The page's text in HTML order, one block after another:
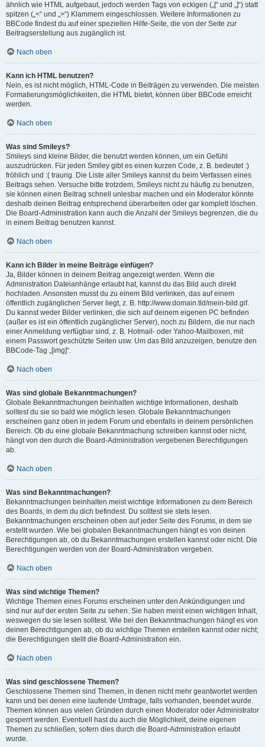
ähnlich wie HTML aufgebaut, jedoch werden Tags von eckigen („[“ und „]“) statt
spitzen („<“ und „>“) Klammern eingeschlossen. Weitere Informationen zu
BBCode findest du auf einer speziellen Hilfe-Seite, die von der Seite zur
Beitragserstellung aus zugänglich ist.
Nach oben
Kann ich HTML benutzen?
Nein, es ist nicht möglich, HTML-Code in Beiträgen zu verwenden. Die meisten
Formatierungsmöglichkeiten, die HTML bietet, können über BBCode erreicht
werden.
Nach oben
Was sind Smileys?
Smileys sind kleine Bilder, die benutzt werden können, um ein Gefühl
auszudrücken. Für jeden Smiley gibt es einen kurzen Code, z. B. bedeutet :)
fröhlich und :( traurig. Die Liste aller Smileys kannst du beim Verfassen eines
Beitrags sehen. Versuche bitte trotzdem, Smileys nicht zu häufig zu benutzen,
sie können einen Beitrag schnell unlesbar machen und ein Moderator könnte
deshalb deinen Beitrag entsprechend überarbeiten oder gar komplett löschen.
Die Board-Administration kann auch die Anzahl der Smileys begrenzen, die du
in einem Beitrag benutzen kannst.
Nach oben
Kann ich Bilder in meine Beiträge einfügen?
Ja, Bilder können in deinem Beitrag angezeigt werden. Wenn die
Administration Dateianhänge erlaubt hat, kannst du das Bild auch direkt
hochladen. Ansonsten musst du zu einem Bild verlinken, das auf einem
öffentlich zugänglichen Server liegt, z. B. http://www.domain.tld/mein-bild.gif.
Du kannst weder Bilder verlinken, die sich auf deinem eigenen PC befinden
(außer es ist ein öffentlich zugänglicher Server), noch zu Bildern, die nur nach
einer Anmeldung verfügbar sind, z. B. Hotmail- oder Yahoo-Mailboxen, mit
einem Passwort geschützte Seiten usw. Um das Bild anzuzeigen, benutze den
BBCode-Tag „[img]“.
Nach oben
Was sind globale Bekanntmachungen?
Globale Bekanntmachungen beinhalten wichtige Informationen, deshalb
solltest du sie so bald wie möglich lesen. Globale Bekanntmachungen
erscheinen ganz oben in jedem Forum und ebenfalls in deinem persönlichen
Bereich. Ob du eine globale Bekanntmachung schreiben kannst oder nicht,
hängt von den durch die Board-Administration vergebenen Berechtigungen
ab.
Nach oben
Was sind Bekanntmachungen?
Bekanntmachungen beinhalten meist wichtige Informationen zu dem Bereich
des Boards, in dem du dich befindest. Du solltest sie stets lesen.
Bekanntmachungen erscheinen oben auf jeder Seite des Forums, in dem sie
erstellt wurden. Wie bei globalen Bekanntmachungen hängt es von deinen
Berechtigungen ab, ob du Bekanntmachungen erstellen kannst oder nicht. Die
Berechtigungen werden von der Board-Administration vergeben.
Nach oben
Was sind wichtige Themen?
Wichtige Themen eines Forums erscheinen unter den Ankündigungen und
sind nur auf der ersten Seite zu sehen. Sie haben meist einen wichtigen Inhalt,
weswegen du sie lesen solltest. Wie bei den Bekanntmachungen hängt es von
deinen Berechtigungen ab, ob du wichtige Themen erstellen kannst oder nicht;
die Berechtigungen stellt die Board-Administration ein.
Nach oben
Was sind geschlossene Themen?
Geschlossene Themen sind Themen, in denen nicht mehr geantwortet werden
kann und bei denen eine laufende Umfrage, falls vorhanden, beendet wurde.
Themen können aus vielen Gründen durch einen Moderator oder Administrator
gesperrt werden. Eventuell hast du auch die Möglichkeit, deine eigenen
Themen zu schließen, sofern dies durch die Board-Administration erlaubt
wurde.